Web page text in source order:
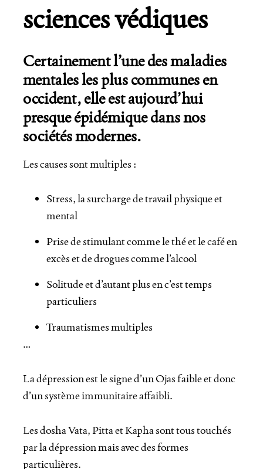
sciences védiques
Certainement l’une des maladies
mentales les plus communes en
occident, elle est aujourd’hui
presque épidémique dans nos
sociétés modernes.
Les causes sont multiples :
Stress, la surcharge de travail physique et
mental
Prise de stimulant comme le thé et le café en
excès et de drogues comme l’alcool
Solitude et d’autant plus en c’est temps
particuliers
Traumatismes multiples
…
La dépression est le signe d’un Ojas faible et donc
d’un système immunitaire affaibli.
Les dosha Vata, Pitta et Kapha sont tous touchés
par la dépression mais avec des formes
particulières.